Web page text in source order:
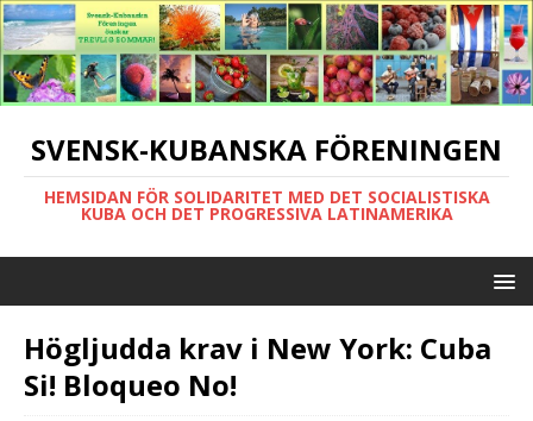
SVENSK-KUBANSKA FÖRENINGEN
HEMSIDAN FÖR SOLIDARITET MED DET SOCIALISTISKA
KUBA OCH DET PROGRESSIVA LATINAMERIKA
Högljudda krav i New York: Cuba
Si! Bloqueo No!